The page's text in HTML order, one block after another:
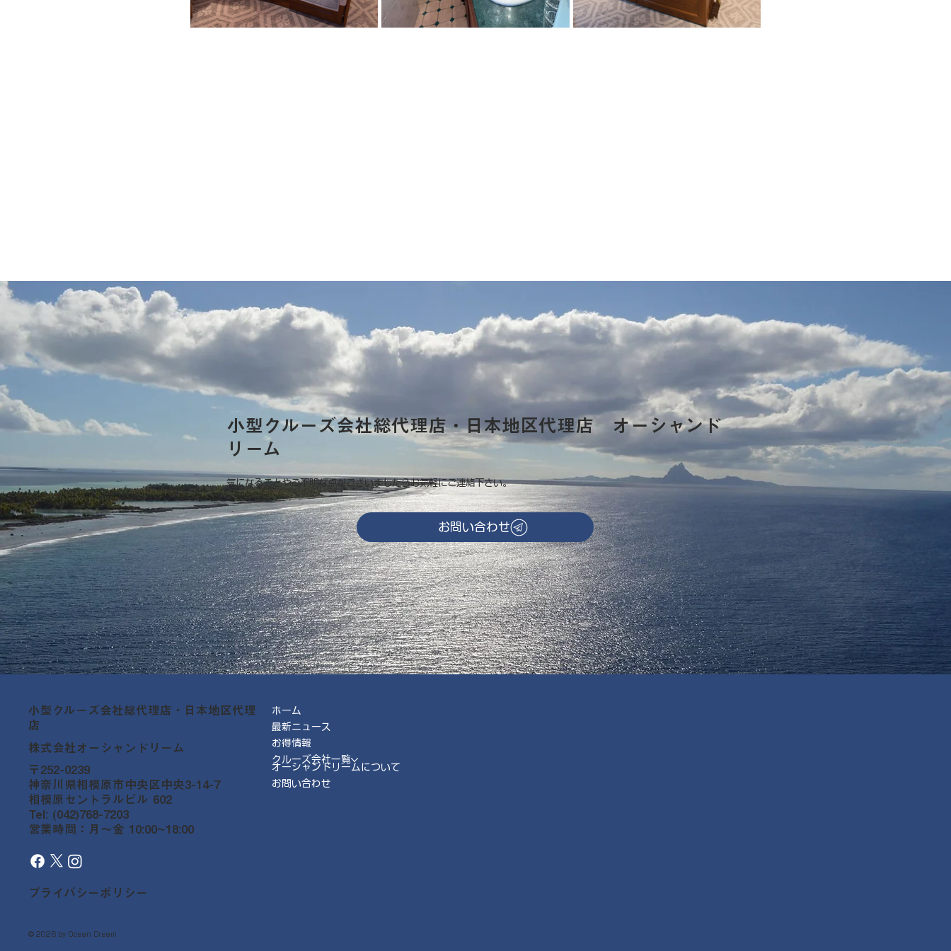
小型クルーズ会社総代理店・日本地区代理店 オーシャンド
リーム
気になることやご不明な点がございましたらお気軽にご連絡下さい。
お問い合わせ
小型クルーズ会社総代理店・日本地区代理
店
株式会社オーシャンドリーム
〒252-0239
神奈川県相模原市中央区中央3-14-7
相模原セントラルビル 602
Tel: (042)768-7203
営業時間：月～金 10:00~18:00
プライバシーポリシー
ホーム
最新ニュース
お得情報
クルーズ会社一覧
オーシャンドリームについて
お問い合わせ
© 2026 by Ocean Dream